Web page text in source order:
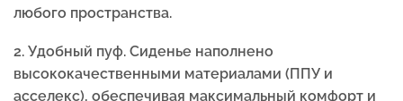
любого пространства.
2. Удобный пуф. Сиденье наполнено
высококачественными материалами (ППУ и
асселекс), обеспечивая максимальный комфорт и